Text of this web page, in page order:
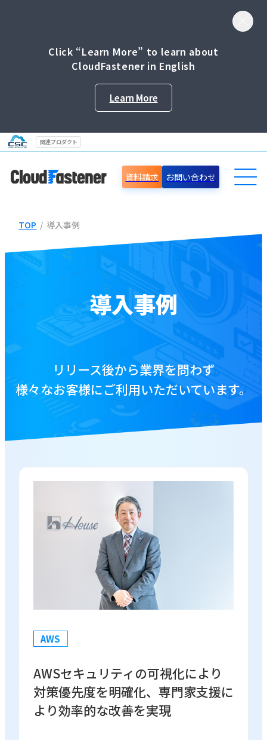
Click “Learn More” to learn about
CloudFastener in English
Learn More
関連プロダクト
導入事例
セミナー情報
お役立ち資料
ブログ
資料をダウンロードする
お問い合わせ
資料請求 お問い合わせ
TOP / 導入事例
導入事例
リリース後から業界を問わず
様々なお客様にご利用いただいています。
AWS
AWSセキュリティの可視化により
対策優先度を明確化、専門家支援に
より効率的な改善を実現